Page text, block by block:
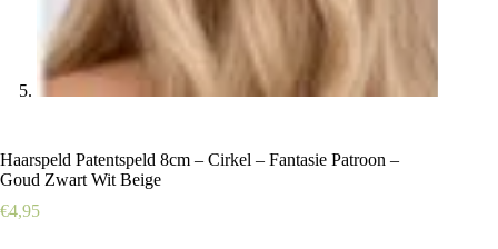
Haarspeld Patentspeld 8cm – Cirkel – Fantasie Patroon –
Goud Zwart Wit Beige
€4,95